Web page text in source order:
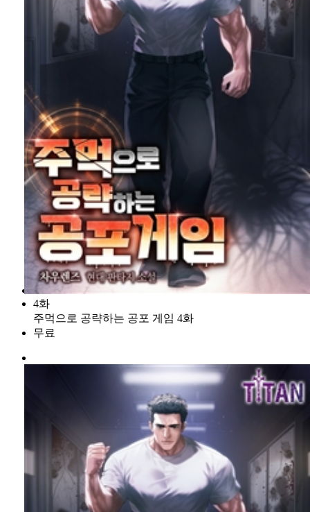
4화
주먹으로 공략하는 공포 게임 4화
무료